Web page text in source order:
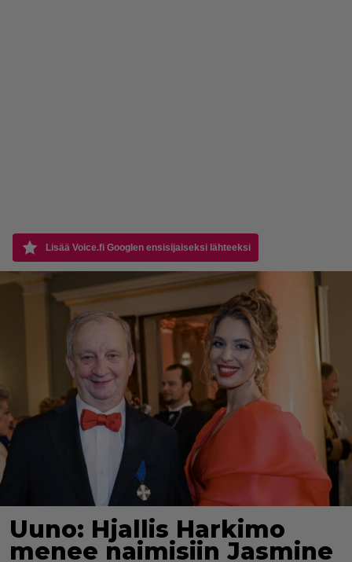
Lisää Voice.fi Googlen ensisijaiseksi lähteeksi
Uuno: Hjallis Harkimo
menee naimisiin Jasmine